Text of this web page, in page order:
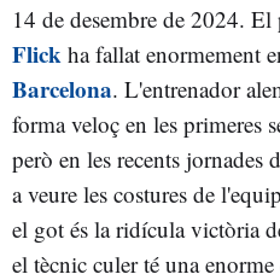
14 de desembre de 2024.
Flick ha fallat enormement
Barcelona. L'entrenador
forma veloç en les primeres
però en les recents jornades
a veure les costures de
el got és la ridícula victòria
el tècnic culer té una